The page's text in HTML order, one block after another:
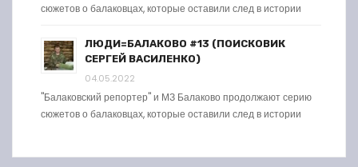
сюжетов о балаковцах, которые оставили след в истории
ЛЮДИ=БАЛАКОВО #13 (ПОИСКОВИК
СЕРГЕЙ ВАСИЛЕНКО)
04.05.2022
"Балаковский репортер" и МЗ Балаково продолжают серию
сюжетов о балаковцах, которые оставили след в истории